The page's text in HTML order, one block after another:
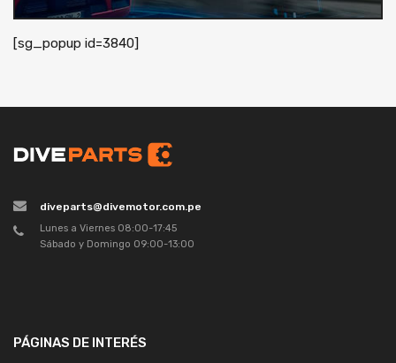
[sg_popup id=3840]
diveparts@divemotor.com.pe
Lunes a Viernes 08:00-17:45
Sábado y Domingo 09:00-13:00
PÁGINAS DE INTERÉS